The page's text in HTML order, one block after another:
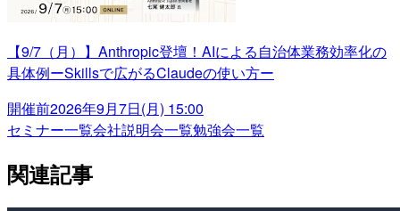
【9/7（月）】Anthropic登壇！AIによる自治体業務効率化の
具体例ーSkillsで広がるClaudeの使い方ー
開催前2026年9月7日(月) 15:00
セミナー一覧会社説明会一覧勉強会一覧
関連記事